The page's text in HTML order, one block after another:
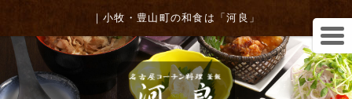
｜小牧・豊山町の和食は「河良」